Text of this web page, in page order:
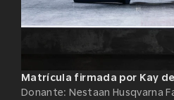
Matrícula firmada por Kay de
Donante:Nestaan Husqvarna